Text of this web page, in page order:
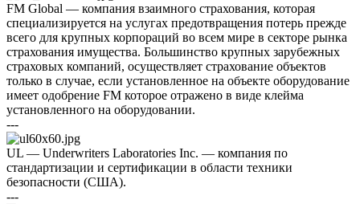
FM Global — компания взаимного страхования, которая
специализируется на услугах предотвращения потерь прежде
всего для крупных корпораций во всем мире в секторе рынка
страхования имущества. Большинство крупных зарубежных
страховых компаний, осуществляет страхование объектов
только в случае, если установленное на объекте оборудование
имеет одобрение FM которое отражено в виде клейма
установленного на оборудовании.
---
UL — Underwriters Laboratories Inc. — компания по
стандартизации и сертификации в области техники
безопасности (США).
---